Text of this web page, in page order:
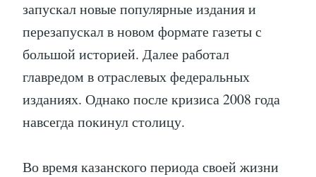
запускал новые популярные издания и
перезапускал в новом формате газеты с
большой историей. Далее работал
главредом в отраслевых федеральных
изданиях. Однако после кризиса 2008 года
навсегда покинул столицу.
Во время казанского периода своей жизни